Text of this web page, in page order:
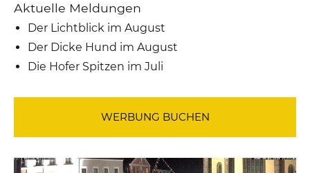
Aktuelle Meldungen
Der Lichtblick im August
Der Dicke Hund im August
Die Hofer Spitzen im Juli
WERBUNG BUCHEN